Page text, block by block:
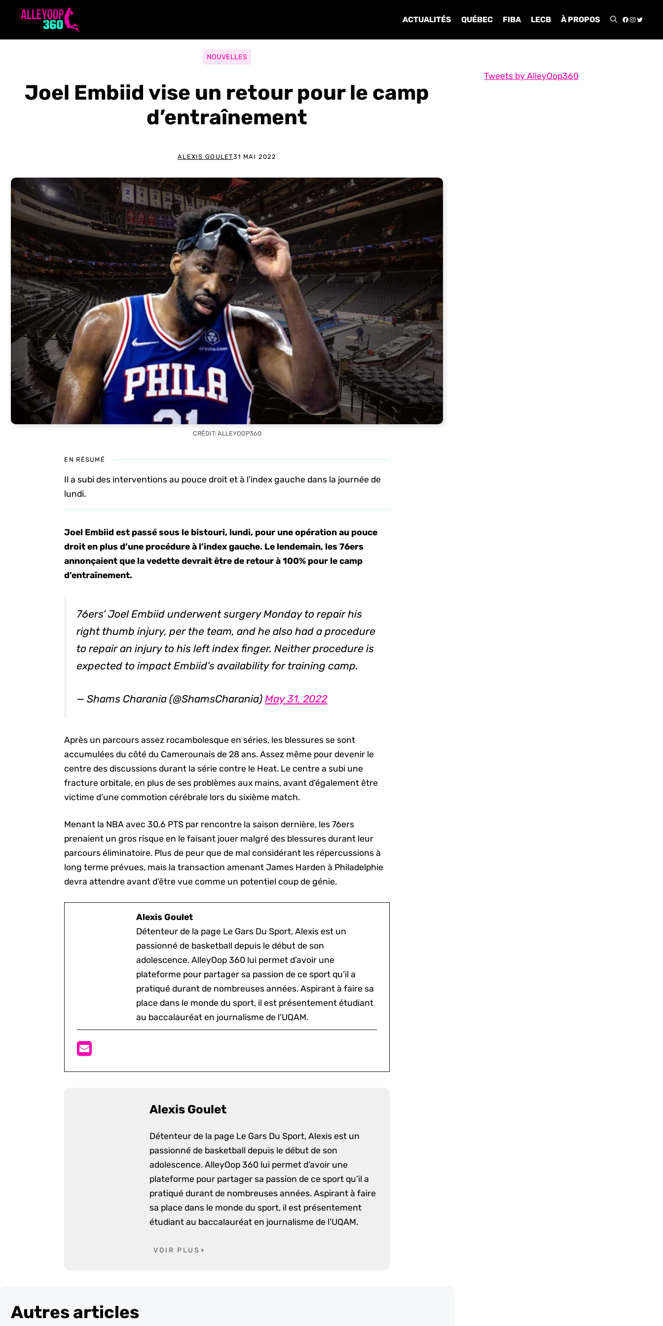
ACTUALITÉS QUÉBEC FIBA LECB À PROPOS
NOUVELLES
Joel Embiid vise un retour pour le camp
d’entraînement
ALEXIS GOULET31 MAI 2022
CRÉDIT: ALLEYOOP360
EN RÉSUMÉ
Il a subi des interventions au pouce droit et à l'index gauche dans la journée de
lundi.
Joel Embiid est passé sous le bistouri, lundi, pour une opération au pouce
droit en plus d’une procédure à l’index gauche. Le lendemain, les 76ers
annonçaient que la vedette devrait être de retour à 100% pour le camp
d’entraînement.
76ers’ Joel Embiid underwent surgery Monday to repair his
right thumb injury, per the team, and he also had a procedure
to repair an injury to his left index finger. Neither procedure is
expected to impact Embiid’s availability for training camp.
— Shams Charania (@ShamsCharania)May 31, 2022
Après un parcours assez rocambolesque en séries, les blessures se sont
accumulées du côté du Camerounais de 28 ans. Assez même pour devenir le
centre des discussions durant la série contre le Heat. Le centre a subi une
fracture orbitale, en plus de ses problèmes aux mains, avant d’également être
victime d’une commotion cérébrale lors du sixième match.
Menant la NBA avec 30.6 PTS par rencontre la saison dernière, les 76ers
prenaient un gros risque en le faisant jouer malgré des blessures durant leur
parcours éliminatoire. Plus de peur que de mal considérant les répercussions à
long terme prévues, mais la transaction amenant James Harden à Philadelphie
devra attendre avant d’être vue comme un potentiel coup de génie.
Alexis Goulet
Détenteur de la page Le Gars Du Sport, Alexis est un
passionné de basketball depuis le début de son
adolescence. AlleyOop 360 lui permet d’avoir une
plateforme pour partager sa passion de ce sport qu’il a
pratiqué durant de nombreuses années. Aspirant à faire sa
place dans le monde du sport, il est présentement étudiant
au baccalauréat en journalisme de l'UQAM.
Alexis Goulet
Détenteur de la page Le Gars Du Sport, Alexis est un
passionné de basketball depuis le début de son
adolescence. AlleyOop 360 lui permet d’avoir une
plateforme pour partager sa passion de ce sport qu’il a
pratiqué durant de nombreuses années. Aspirant à faire
sa place dans le monde du sport, il est présentement
étudiant au baccalauréat en journalisme de l'UQAM.
VOIR PLUS
Autres articles
Tweets by AlleyOop360